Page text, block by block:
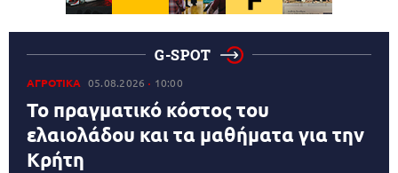
G-SPOT
ΑΓΡΟΤΙΚΑ 05.08.2026 10:00
Το πραγματικό κόστος του
ελαιολάδου και τα μαθήματα για την
Κρήτη